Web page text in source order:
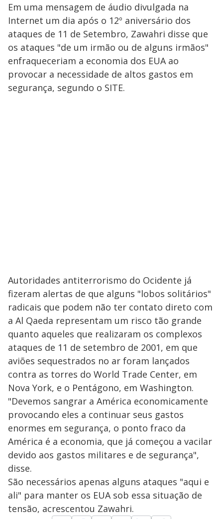
Em uma mensagem de áudio divulgada na
Internet um dia após o 12º aniversário dos
ataques de 11 de Setembro, Zawahri disse que
os ataques "de um irmão ou de alguns irmãos"
enfraqueceriam a economia dos EUA ao
provocar a necessidade de altos gastos em
segurança, segundo o SITE.
Autoridades antiterrorismo do Ocidente já
fizeram alertas de que alguns "lobos solitários"
radicais que podem não ter contato direto com
a Al Qaeda representam um risco tão grande
quanto aqueles que realizaram os complexos
ataques de 11 de setembro de 2001, em que
aviões sequestrados no ar foram lançados
contra as torres do World Trade Center, em
Nova York, e o Pentágono, em Washington.
"Devemos sangrar a América economicamente
provocando eles a continuar seus gastos
enormes em segurança, o ponto fraco da
América é a economia, que já começou a vacilar
devido aos gastos militares e de segurança",
disse.
São necessários apenas alguns ataques "aqui e
ali" para manter os EUA sob essa situação de
tensão, acrescentou Zawahri.